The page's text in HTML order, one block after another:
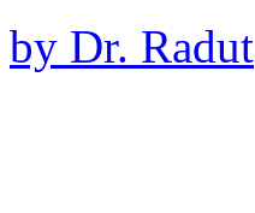
by Dr. Radut